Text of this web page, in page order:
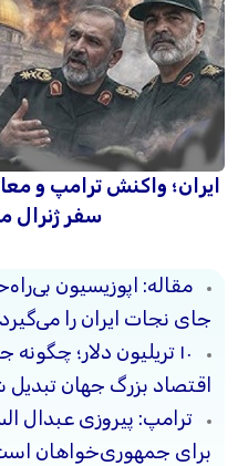
ایران؛ واکنش ترامپ و
سفر ژنرال
مقاله: اپوزیسیون
جای نجات ایران را می‌گیرد
۱۰ تریلیون دلار؛
اقتصاد بزرگ جهان
ترامپ: پیروزی عبدال
برای جمهوری‌خواهان